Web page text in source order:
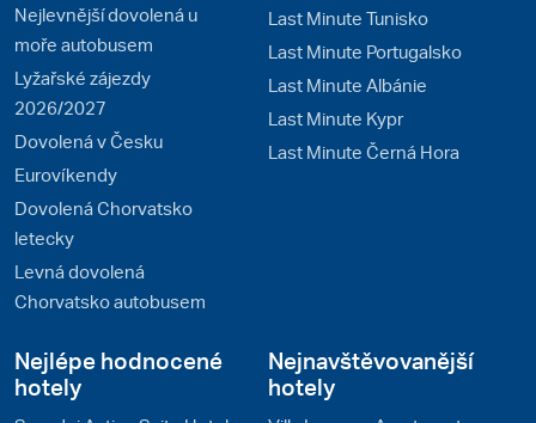
Nejlevnější dovolená u
moře autobusem
Lyžařské zájezdy
2026/2027
Dovolená v Česku
Eurovíkendy
Dovolená Chorvatsko
letecky
Levná dovolená
Chorvatsko autobusem
Last Minute Tunisko
Last Minute Portugalsko
Last Minute Albánie
Last Minute Kypr
Last Minute Černá Hora
Nejlépe hodnocené
hotely
Nejnavštěvovanější
hotely